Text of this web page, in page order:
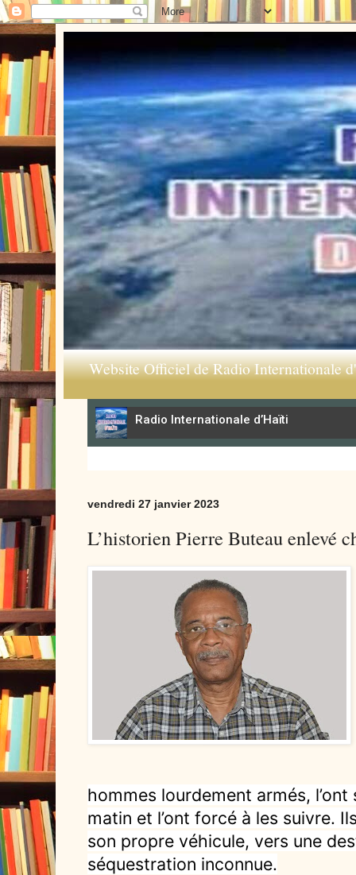
Website Officiel de Radio Internationale
vendredi 27 janvier 2023
L’historien Pierre Buteau enlevé
hommes lourdement armés,
matin et l’ont forcé à les suivre.
son propre véhicule, vers une
séquestration inconnue.